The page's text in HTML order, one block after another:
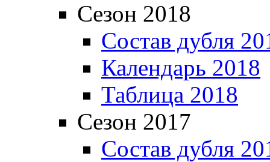
Сезон 2018
Состав дубля
Календарь 2018
Таблица 2018
Сезон 2017
Состав дубля